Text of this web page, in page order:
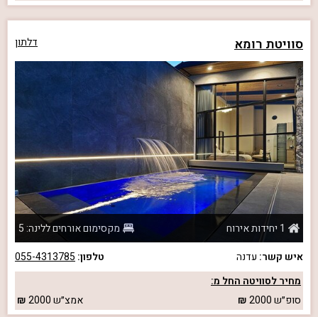
סוויטת רומא דלתון
1 יחידות אירוח
מקסימום אורחים ללינה: 5
איש קשר: עדנה טלפון: 055-4313785
מחיר לסוויטה החל מ:
סופ״ש2000 אמצ״ש2000